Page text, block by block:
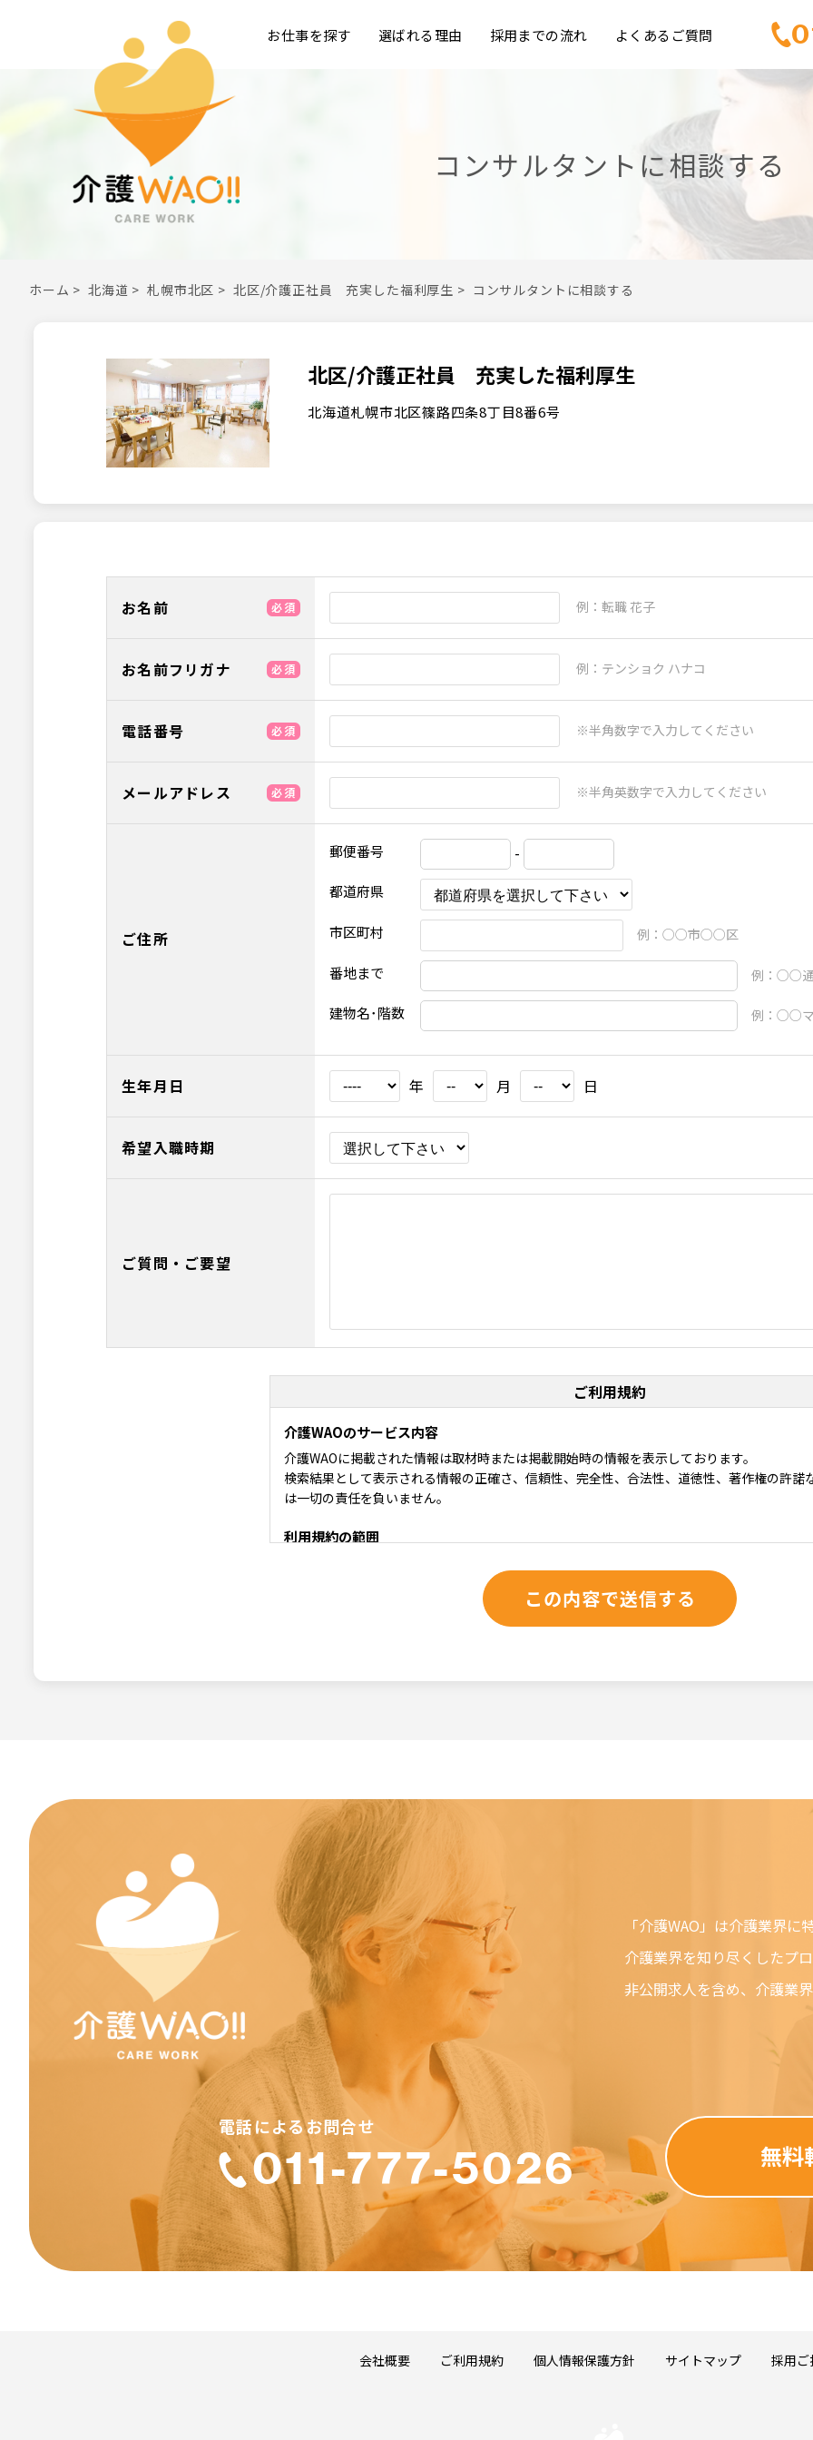
お仕事を探す 選ばれる理由 採用までの流れ よくあるご質問
コンサルタントに相談する
ホーム > 北海道 > 札幌市北区 > 北区/介護正社員 充実した福利厚生 > コンサルタントに相談する
北区/介護正社員 充実した福利厚生
北海道札幌市北区篠路四条8丁目8番6号
お名前 必須 例：転職 花子
お名前フリガナ 必須 例：テンショク ハナコ
電話番号 必須 ※半角数字で入力してください
メールアドレス 必須 ※半角英数字で入力してください
ご住所
郵便番号 -
都道府県
市区町村 例：○○市○○区
番地まで 例：○○
建物名･階数 例：○○
生年月日 年 月 日
希望入職時期
ご質問・ご要望
ご利用規約
介護WAOのサービス内容
介護WAOに掲載された情報は取材時または掲載開始時の情報を表示しております。
検索結果として表示される情報の正確さ、信頼性、完全性、合法性、道徳性、著作権の許諾
は一切の責任を負いません。
利用規約の範囲
本利用規約は如何なる理由でも通知なしに変更する場合があります。
如何なる状況においても当社は、第三者を介したものも含め、本ソフトウェアまたはサービ
または誤用に対する責任を一切負いません。この責任の制約は、当社が、そのような損害の
れていた場合であっても、それが保証、契約、故意または無意識による不法行為、その他に
によらず、直接、間接、付随、結果的、特殊、懲戒的および懲罰的損害賠償を回避するため
責任の制約は、損害が、第三者を介したものも含め、本ソフトウェアまたはサービスの使用
の結果であるか、本ソフトウェアまたはサービスを使用できないためか、本ソフトウェアま
一時停止、終了のいずれかの結果かにかかわらず、適用されます。この責任の制約は、権利
本質的目的の不履行にかかわらず法律で許容された最大の範囲で適用されます。
禁止事項
利用者は、介護WAOにおいて以下の行為をすることはできません。
・虚偽の情報を登録し、提供する行為
・第三者の著作権、商標権、プライバシー権、肖像権等すべての法的権利を侵害する行為
・犯罪的行為に結びつく行為
・公序良俗に反する行為
・反社会的活動に関する行為
・法令、公序良俗に反する行為、またはそのおそれのある行為
・介護WAOで得た情報を利用しての営利を目的とした情報提供等の行為
・介護WAOの運営の妨げとなる一切の行為
検索結果の内容
介護WAOは、ホームページ内に掲載された求人情報を自動的に検索し、結果を作成しており
検索結果として表示される内容に関して、カテゴリ分類目的以外の内容確認をおこなってお
介護WAOのレイアウト、デザインおよび構造に関する著作権はWA株式会社に帰属します。介
「介護WAO」は介護業界
介護業界を知り尽くしたプ
非公開求人を含め、介護業
011-777-5026 無料
会社概要 ご利用規約 個人情報保護方針 サイトマップ 採用